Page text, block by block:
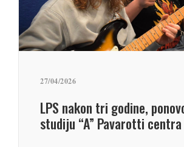
27/04/2026
LPS nakon tri godine,
studiju “A” Pavarotti centra